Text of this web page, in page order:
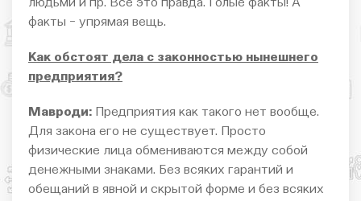
людьми и пр. Всё это правда. Голые факты! А
факты − упрямая вещь.
Как обстоят дела с законностью нынешнего
предприятия?
Мавроди:
Предприятия как такого нет вообще.
Для закона его не существует. Просто
физические лица обмениваются между собой
денежными знаками. Без всяких гарантий и
обещаний в явной и скрытой форме и без всяких